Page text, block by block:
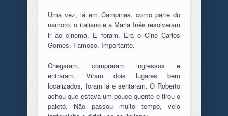
Uma vez, lá em Campinas, como parte do
namoro, o italiano e a Maria Inês resolveram
ir ao cinema. E foram. Era o Cine Carlos
Gomes. Famoso. Importante.
Chegaram, compraram ingressos e
entraram. Viram dois lugares bem
localizados, foram lá e sentaram. O Roberto
achou que estava um pouco quente e tirou o
paletó. Não passou muito tempo, veio